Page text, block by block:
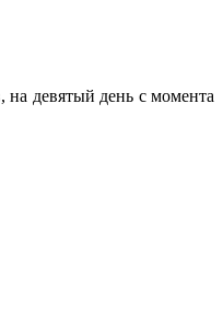
девятый день с момента